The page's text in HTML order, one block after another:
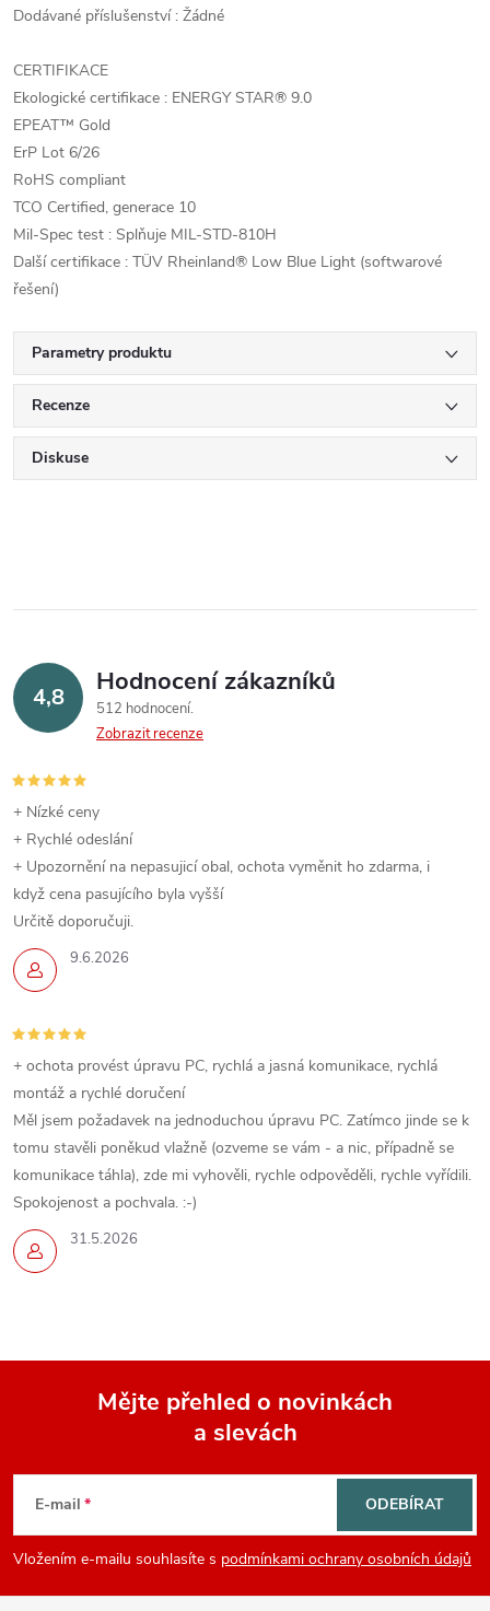
Dodávané příslušenství : Žádné
CERTIFIKACE
Ekologické certifikace : ENERGY STAR® 9.0
EPEAT™ Gold
ErP Lot 6/26
RoHS compliant
TCO Certified, generace 10
Mil-Spec test : Splňuje MIL-STD-810H
Další certifikace : TÜV Rheinland® Low Blue Light (softwarové
řešení)
Parametry produktu
Recenze
Diskuse
4,8 Hodnocení zákazníků
512 hodnocení
Zobrazit recenze
9.6.2026
+ Nízké ceny
+ Rychlé odeslání
+ Upozornění na nepasujicí obal, ochota vyměnit ho zdarma, i
když cena pasujícího byla vyšší
Určitě doporučuji.
31.5.2026
+ ochota provést úpravu PC, rychlá a jasná komunikace, rychlá
montáž a rychlé doručení
Měl jsem požadavek na jednoduchou úpravu PC. Zatímco jinde se k
tomu stavěli poněkud vlažně (ozveme se vám - a nic, případně se
komunikace táhla), zde mi vyhověli, rychle odpověděli, rychle vyřídili.
Spokojenost a pochvala. :-)
p
Mějte přehled o novinkách
a slevách
E-mail
Vložením e-mailu souhlasíte s podmínkami ochrany osobních údajů
ODEBÍRAT